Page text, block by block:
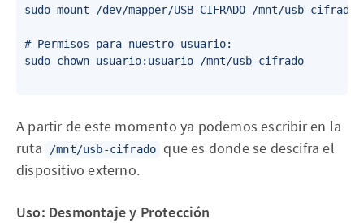
sudo mount /dev/mapper/USB-CIFRADO /mnt/usb-cifrado
# Permisos para nuestro usuario:
sudo chown usuario:usuario /mnt/usb-cifrado
A partir de este momento ya podemos escribir en la
ruta
/mnt/usb-cifrado que es donde se descifra el
dispositivo externo.
Uso: Desmontaje y Protección